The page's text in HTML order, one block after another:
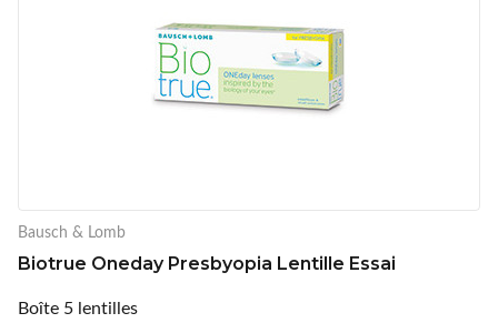
Bausch & Lomb
Biotrue Oneday Presbyopia Lentille Essai
Boîte 5 lentilles